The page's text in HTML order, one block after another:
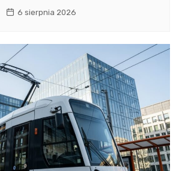
6 sierpnia 2026